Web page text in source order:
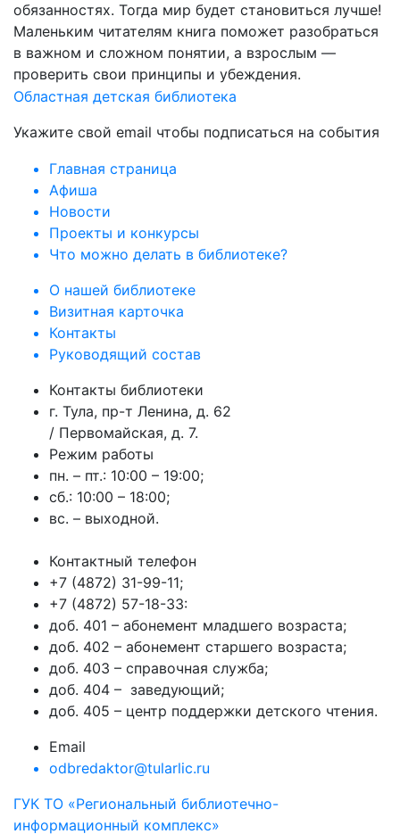
обязанностях. Тогда мир будет становиться лучше!
Маленьким читателям книга поможет разобраться
в важном и сложном понятии, а взрослым —
проверить свои принципы и убеждения.
Областная детская библиотека
Укажите свой email чтобы подписаться на события
Главная страница
Афиша
Новости
Проекты и конкурсы
Что можно делать в библиотеке?
О нашей библиотеке
Визитная карточка
Контакты
Руководящий состав
Контакты библиотеки
г. Тула, пр-т Ленина, д. 62
/ Первомайская, д. 7.
Режим работы
пн. – пт.: 10:00 – 19:00;
сб.: 10:00 – 18:00;
вс. – выходной.
Контактный телефон
+7 (4872) 31-99-11;
+7 (4872) 57-18-33:
доб. 401 – абонемент младшего возраста;
доб. 402 – абонемент старшего возраста;
доб. 403 – справочная служба;
доб. 404 – заведующий;
доб. 405 – центр поддержки детского чтения.
Email
odbredaktor@tularlic.ru
ГУК ТО «Региональный библиотечно-
информационный комплекс»